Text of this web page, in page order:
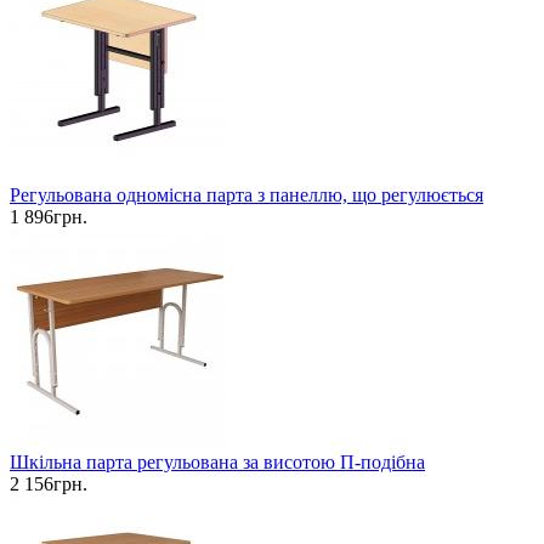
Регульована одномісна парта з панеллю, що регулюється
1 896грн.
Шкільна парта регульована за висотою П-подібна
2 156грн.